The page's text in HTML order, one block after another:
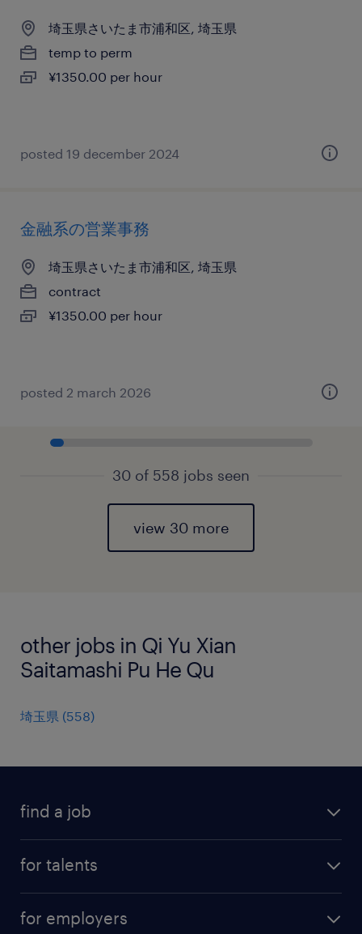
埼玉県さいたま市浦和区, 埼玉県
temp to perm
¥1350.00 per hour
posted 19 december 2024
金融系の営業事務
埼玉県さいたま市浦和区, 埼玉県
contract
¥1350.00 per hour
posted 2 march 2026
30 of 558 jobs seen
view 30 more
other jobs in Qi Yu Xian
Saitamashi Pu He Qu
埼玉県 (558)
find a job
for talents
for employers